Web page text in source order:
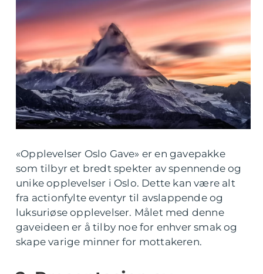
«Opplevelser Oslo Gave» er en gavepakke
som tilbyr et bredt spekter av spennende og
unike opplevelser i Oslo. Dette kan være alt
fra actionfylte eventyr til avslappende og
luksuriøse opplevelser. Målet med denne
gaveideen er å tilby noe for enhver smak og
skape varige minner for mottakeren.